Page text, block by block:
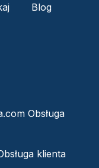
Blog
Obsługa
klienta